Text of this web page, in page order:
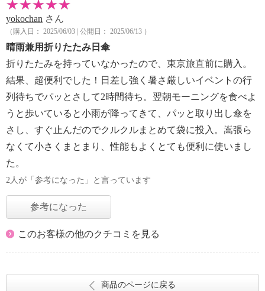
yokochan さん
（購入日： 2025/06/03 | 公開日： 2025/06/13 ）
晴雨兼用折りたたみ日傘
折りたたみを持っていなかったので、東京旅直前に購入。
結果、超便利でした！日差し強く暑さ厳しいイベントの行
列待ちでパッとさして2時間待ち。翌朝モーニングを食べよ
うと歩いていると小雨が降ってきて、パッと取り出し傘を
さし、すぐ止んだのでクルクルまとめて袋に投入。嵩張ら
なくて小さくまとまり、性能もよくとても便利に使いまし
た。
2人が「参考になった」と言っています
参考になった
このお客様の他のクチコミを見る
商品のページに戻る